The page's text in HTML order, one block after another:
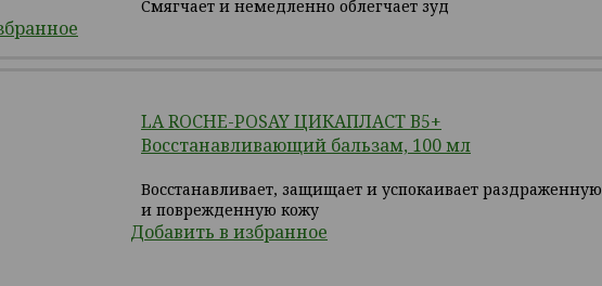
Смягчает и немедленно облегчает зуд
LA ROCHE-POSAY ЦИКАПЛАСТ В5+
Восстанавливающий бальзам, 100 мл
Восстанавливает, защищает и успокаивает раздраженную
и поврежденную кожу
Добавить в избранное